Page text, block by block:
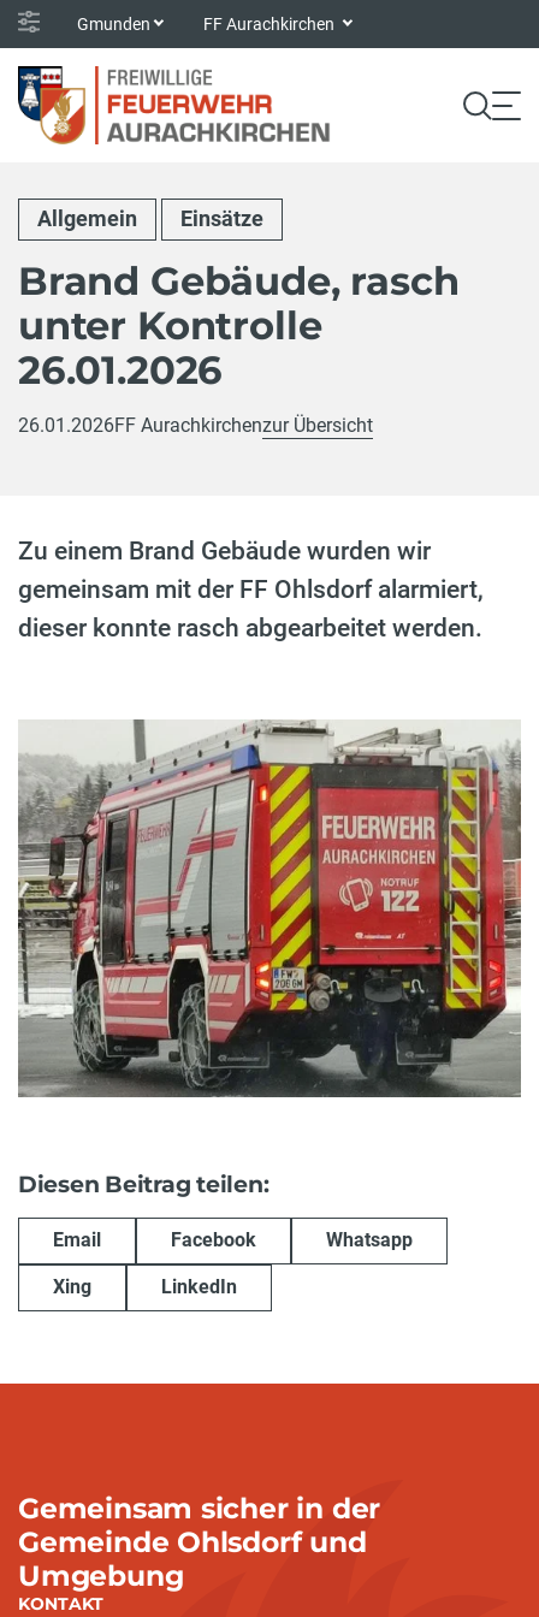
Gmunden FF Aurachkirchen
Allgemein Einsätze
Brand Gebäude, rasch
unter Kontrolle
26.01.2026
26.01.2026FF Aurachkirchenzur Übersicht
Zu einem Brand Gebäude wurden wir
gemeinsam mit der FF Ohlsdorf alarmiert,
dieser konnte rasch abgearbeitet werden.
Diesen Beitrag teilen:
Email Facebook Whatsapp
Xing LinkedIn
Gemeinsam sicher in der
Gemeinde Ohlsdorf und
Umgebung
KONTAKT